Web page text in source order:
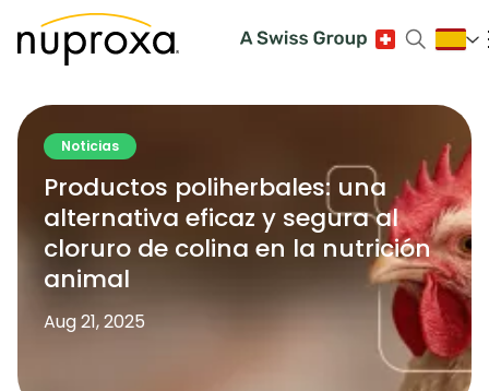
Noticias
Productos poliherbales: una
alternativa eficaz y segura al
cloruro de colina en la nutrición
animal
Aug 21, 2025